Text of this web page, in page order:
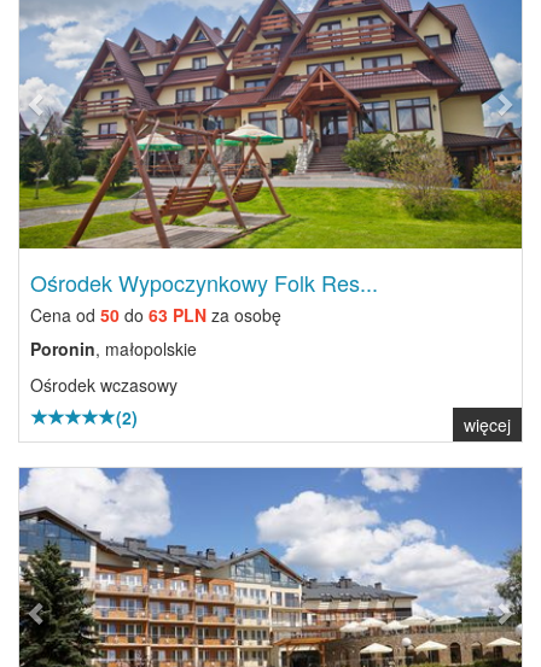
Ośrodek Wypoczynkowy Folk Res...
Cena od 50 do 63 PLN za osobę
Poronin, małopolskie
Ośrodek wczasowy
(2)
więcej
Previous Next